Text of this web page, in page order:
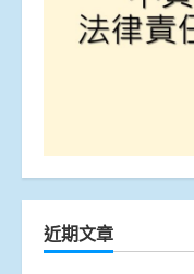
近期文章